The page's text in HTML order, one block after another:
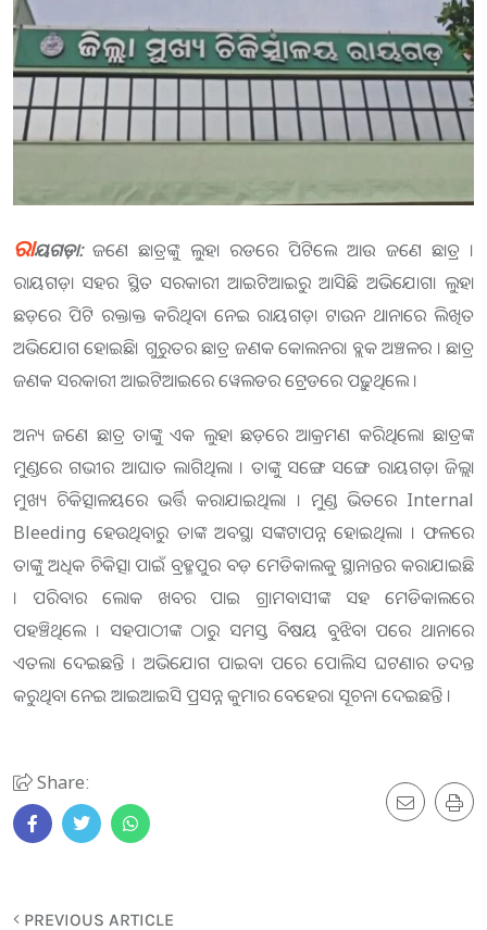
ରାୟଗଡ଼ା:ଜଣେ ଛାତ୍ରଙ୍କୁ ଲୁହା ରଡରେ ପିଟିଲେ ଆଉ ଜଣେ ଛାତ୍ର ।
ରାୟଗଡ଼ା ସହର ସ୍ଥିତ ସରକାରୀ ଆଇଟିଆଇରୁ ଆସିଛି ଅଭିଯୋଗ। ଲୁହା
ଛଡ଼ରେ ପିଟି ରକ୍ତାକ୍ତ କରିଥିବା ନେଇ ରାୟଗଡ଼ା ଟାଉନ ଥାନାରେ ଲିଖିତ
ଅଭିଯୋଗ ହୋଇଛି। ଗୁରୁତର ଛାତ୍ର ଜଣକ କୋଲନରା ବ୍ଲକ ଅଞ୍ଚଳର । ଛାତ୍ର
ଜଣକ ସରକାରୀ ଆଇଟିଆଇରେ ୱେଲଡର ଟ୍ରେଡରେ ପଢ଼ୁଥିଲେ ।
ଅନ୍ୟ ଜଣେ ଛାତ୍ର ତାଙ୍କୁ ଏକ ଲୁହା ଛଡ଼ରେ ଆକ୍ରମଣ କରିଥିଲେ। ଛାତ୍ରଙ୍କ
ମୁଣ୍ଡରେ ଗଭୀର ଆଘାତ ଲାଗିଥିଲା । ତାଙ୍କୁ ସଙ୍ଗେ ସଙ୍ଗେ ରାୟଗଡ଼ା ଜିଲ୍ଲା
ମୁଖ୍ୟ ଚିକିତ୍ସାଳୟରେ ଭର୍ତ୍ତି କରାଯାଇଥିଲା । ମୁଣ୍ଡ ଭିତରେ Internal
Bleeding ହେଉଥିବାରୁ ତାଙ୍କ ଅବସ୍ଥା ସଙ୍କଟାପନ୍ନ ହୋଇଥିଲା । ଫଳରେ
ତାଙ୍କୁ ଅଧିକ ଚିକିତ୍ସା ପାଇଁ ବ୍ରହ୍ମପୁର ବଡ଼ ମେଡିକାଲକୁ ସ୍ଥାନାନ୍ତର କରାଯାଇଛି
। ପରିବାର ଲୋକ ଖବର ପାଇ ଗ୍ରାମବାସୀଙ୍କ ସହ ମେଡିକାଲରେ
ପହଞ୍ଚିଥିଲେ । ସହପାଠୀଙ୍କ ଠାରୁ ସମସ୍ତ ବିଷୟ ବୁଝିବା ପରେ ଥାନାରେ
ଏତଲା ଦେଇଛନ୍ତି । ଅଭିଯୋଗ ପାଇବା ପରେ ପୋଲିସ ଘଟଣାର ତଦନ୍ତ
କରୁଥିବା ନେଇ ଆଇଆଇସି ପ୍ରସନ୍ନ କୁମାର ବେହେରା ସୂଚନା ଦେଇଛନ୍ତି ।
Share:
PREVIOUS ARTICLE